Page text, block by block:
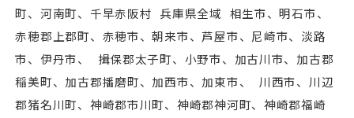
町、河南町、千早赤阪村 兵庫県全域 相生市、明石市、
赤穂郡上郡町、赤穂市、朝来市、芦屋市、尼崎市、淡路
市、伊丹市、 揖保郡太子町、小野市、加古川市、加古郡
稲美町、加古郡播磨町、加⻄市、加東市、 川⻄市、川辺
郡猪名川町、神崎郡市川町、神崎郡神河町、神崎郡福崎